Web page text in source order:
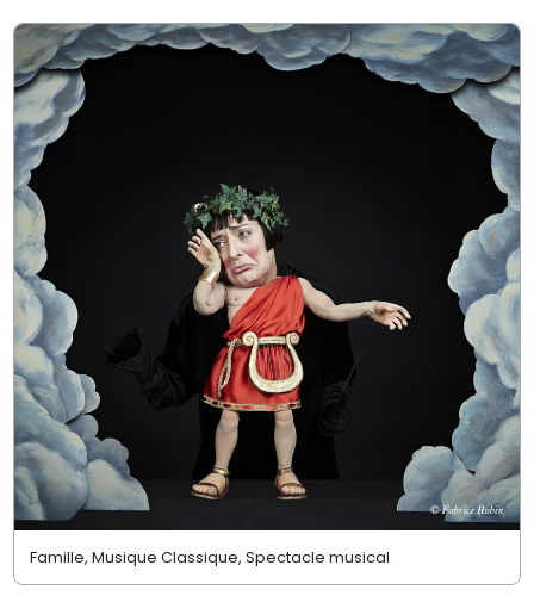
Famille, Musique Classique, Spectacle musical